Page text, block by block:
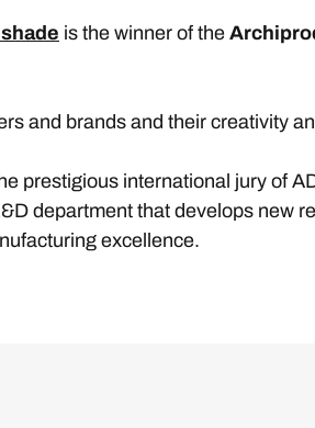
is the winner of the
and brands and their creativity
prestigious international jury of
department that develops new
excellence.